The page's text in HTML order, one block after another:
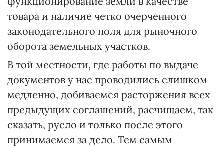
товара и наличие четко очерченного
законодательного поля для рыночного
оборота земельных участков.
В той местности, где работы по выдаче
документов у нас проводились слишком
медленно, добиваемся расторжения всех
предыдущих соглашений, расчищаем, так
сказать, русло и только после этого
принимаемся за дело. Тем самым